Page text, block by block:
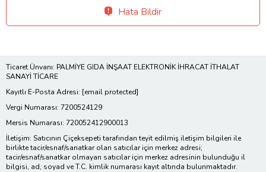
Hata Bildir
Ticaret Ünvanı: PALMİYE GIDA İNŞAAT ELEKTRONİK İHRACAT İTHALAT
SANAYİ TİCARE
Kayıtlı E-Posta Adresi: [email protected]
Vergi Numarası: 7200524129
Mersis Numarası: 720052412900013
İletişim: Satıcının Çiçeksepeti tarafından teyit edilmiş iletişim bilgileri ile
birlikte tacir/esnaf/sanatkar olan satıcılar için merkez adresi;
tacir/esnaf/sanatkar olmayan satıcılar için merkez adresinin bulunduğu il
bilgisi, ad, soyad ve T.C. kimlik numarası kayıt altında bulunmaktadır.